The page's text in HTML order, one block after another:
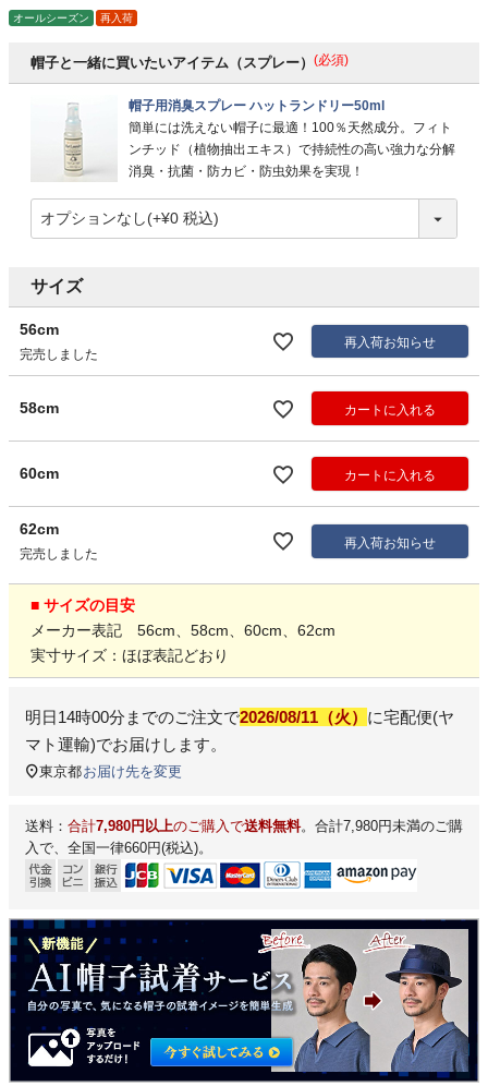
オールシーズン 再入荷
帽子と一緒に買いたいアイテム（スプレー） (必須)
帽子用消臭スプレー ハットランドリー50ml
簡単には洗えない帽子に最適！100％天然成分。フィト
ンチッド（植物抽出エキス）で持続性の高い強力な分解
消臭・抗菌・防カビ・防虫効果を実現！
サイズ
56cm
完売しました
再入荷お知らせ
58cm カートに入れる
60cm カートに入れる
62cm
完売しました
再入荷お知らせ
■ サイズの目安
メーカー表記 56cm、58cm、60cm、62cm
実寸サイズ：ほぼ表記どおり
明日14時00分 までのご注文で2026/08/11（火） に宅配便(ヤ
マト運輸)でお届けします。
東京都お届け先を変更
送料： 合計7,980円以上のご購入で送料無料。合計7,980円未満のご購
入で、全国一律660円(税込)。